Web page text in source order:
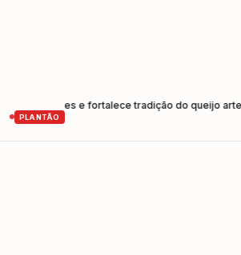
PLANTÃO
e fortalece tradição do queijo artesanal